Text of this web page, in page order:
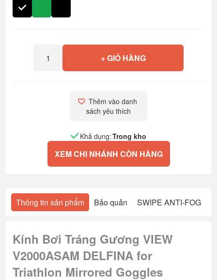
+ GIỎ HÀNG
Thêm vào danh
sách yêu thích
Khả dụng:Trong kho
XEM CHI NHÁNH CÒN HÀNG
Thông tin sản phẩm Bảo quản SWIPE ANTI-FOG
Kính Bơi Tráng Gương VIEW
V2000ASAM DELFINA for
Triathlon Mirrored Goggles